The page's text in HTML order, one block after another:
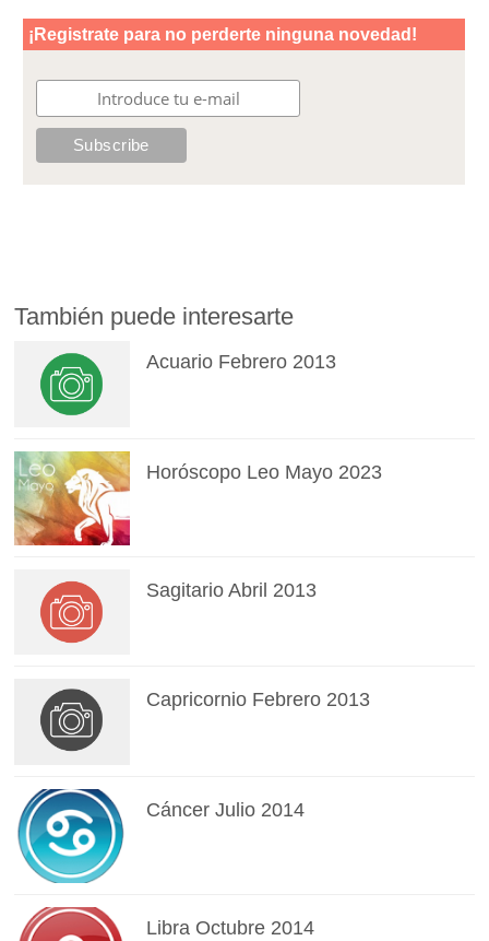
También puede interesarte
Acuario Febrero 2013
Horóscopo Leo Mayo 2023
Sagitario Abril 2013
Capricornio Febrero 2013
Cáncer Julio 2014
Libra Octubre 2014